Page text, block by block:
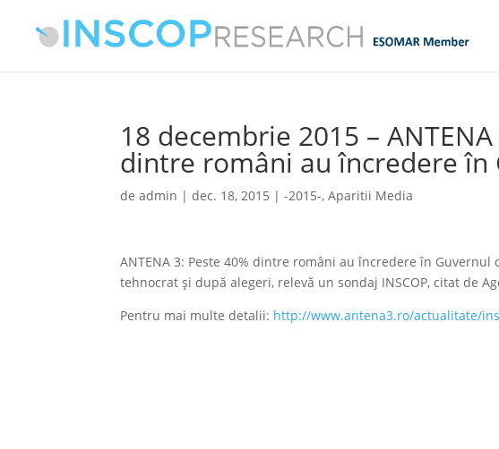
18 decembrie 2015 –
dintre români au încredere în
deadmin |dec. 18, 2015 |-2015-,Aparitii Media
ANTENA 3: Peste 40% dintre români au încredere în Guvernul
tehnocrat și după alegeri, relevă un sondaj INSCOP, citat de
Pentru mai multe detalii: http://www.antena3.ro/actualitate/